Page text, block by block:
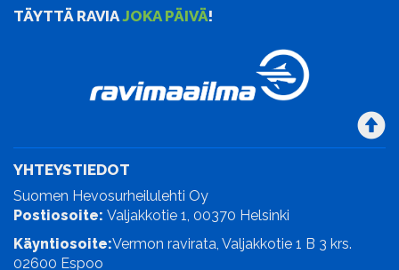
TÄYTTÄ RAVIAJOKA PÄIVÄ!
YHTEYSTIEDOT
Suomen Hevosurheilulehti Oy
Postiosoite: Valjakkotie 1, 00370 Helsinki
Käyntiosoite:Vermon ravirata, Valjakkotie 1 B 3 krs.
02600 Espoo